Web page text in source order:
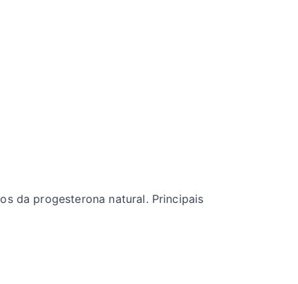
da progesterona natural. Principais